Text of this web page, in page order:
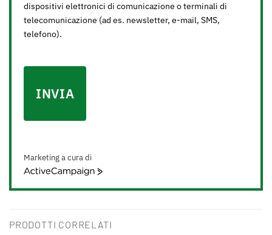
dispositivi elettronici di comunicazione o terminali di
telecomunicazione (ad es. newsletter, e-mail, SMS,
telefono).
INVIA
Marketing a cura di
ActiveCampaign
PRODOTTI CORRELATI